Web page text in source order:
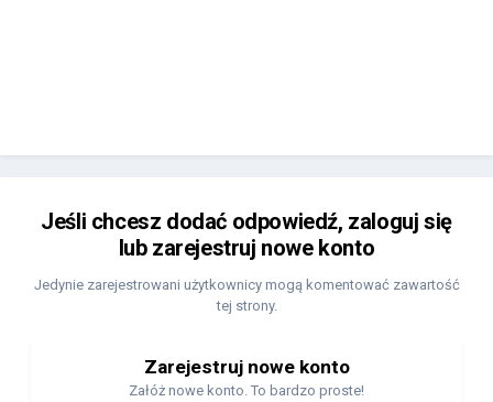
Jeśli chcesz dodać odpowiedź, zaloguj się
lub zarejestruj nowe konto
Jedynie zarejestrowani użytkownicy mogą komentować zawartość
tej strony.
Zarejestruj nowe konto
Załóż nowe konto. To bardzo proste!